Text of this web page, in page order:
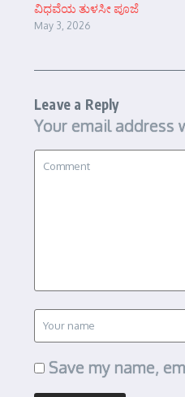
ವಿಧವೆಯ ತುಳಸೀ ಪೂಜೆ
May 3, 2026
Leave a Reply
Your email address
Save my name,